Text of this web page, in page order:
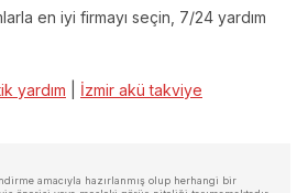
en iyi firmayı seçin, 7/24 yardım
yardım İzmir akü takviye
amacıyla hazırlanmış olup herhangi bir